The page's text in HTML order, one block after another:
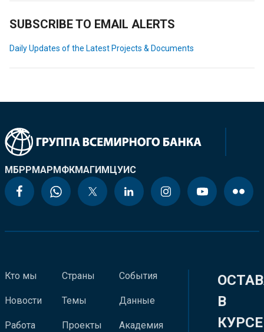
SUBSCRIBE TO EMAIL ALERTS
Daily Updates of the Latest Projects & Documents
МБРРМАРМФКМАГИМЦУИС
Кто мы
Новости
Работа
Страны
Темы
Проекты
События
Данные
Академия
В
КУРСЕ